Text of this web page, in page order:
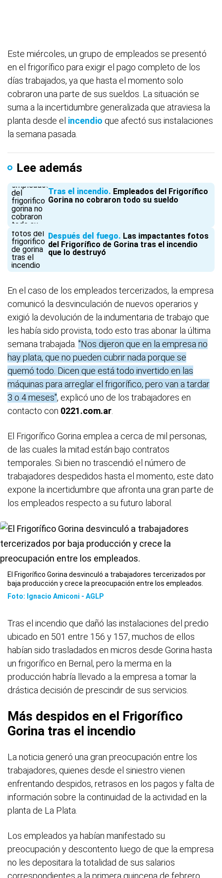
Este miércoles, un grupo de empleados se presentó
en el frigorífico para exigir el pago completo de los
días trabajados, ya que hasta el momento solo
cobraron una parte de sus sueldos. La situación se
suma a la incertidumbre generalizada que atraviesa la
planta desde el incendio que afectó sus instalaciones
la semana pasada.
Lee además
Tras el incendio Empleados del Frigorífico
Gorina no cobraron todo su sueldo
Después del fuego Las impactantes fotos
del Frigorífico de Gorina tras el incendio
que lo destruyó
En el caso de los empleados tercerizados, la empresa
comunicó la desvinculación de nuevos operarios y
exigió la devolución de la indumentaria de trabajo que
les había sido provista, todo esto tras abonar la última
semana trabajada. "Nos dijeron que en la empresa no
hay plata, que no pueden cubrir nada porque se
quemó todo. Dicen que está todo invertido en las
máquinas para arreglar el frigorífico, pero van a tardar
3 o 4 meses", explicó uno de los trabajadores en
contacto con 0221.com.ar
El Frigorífico Gorina emplea a cerca de mil personas,
de las cuales la mitad están bajo contratos
temporales. Si bien no trascendió el número de
trabajadores despedidos hasta el momento, este dato
expone la incertidumbre que afronta una gran parte de
los empleados respecto a su futuro laboral.
El Frigorífico Gorina desvinculó a trabajadores tercerizados por
baja producción y crece la preocupación entre los empleados.
Foto: Ignacio Amiconi - AGLP
Tras el incendio que dañó las instalaciones del predio
ubicado en 501 entre 156 y 157, muchos de ellos
habían sido trasladados en micros desde Gorina hasta
un frigorífico en Bernal, pero la merma en la
producción habría llevado a la empresa a tomar la
drástica decisión de prescindir de sus servicios.
Más despidos en el Frigorífico
Gorina tras el incendio
La noticia generó una gran preocupación entre los
trabajadores, quienes desde el siniestro vienen
enfrentando despidos, retrasos en los pagos y falta de
información sobre la continuidad de la actividad en la
planta de La Plata.
Los empleados ya habían manifestado su
preocupación y descontento luego de que la empresa
no les depositara la totalidad de sus salarios
correspondientes a la primera quincena de febrero.